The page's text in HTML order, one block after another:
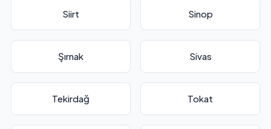
Siirt Sinop
Şırnak Sivas
Tekirdağ Tokat